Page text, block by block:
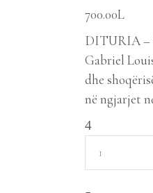
700.00L
DITURIA –
Gabriel
dhe
në ngjarjet
Shqipëria